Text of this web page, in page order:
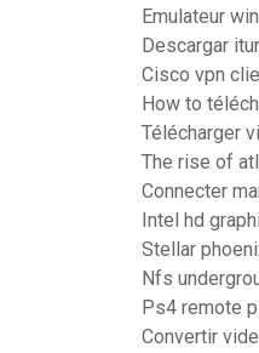
Emulateur
Descargar
Cisco vpn
How to
Télécharger
The rise of
Connecter
Intel hd
Stellar
Nfs
Ps4 remote
Convertir